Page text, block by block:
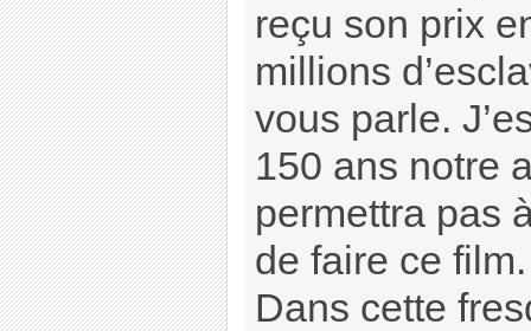
reçu son prix
millions
vous parle.
150 ans notre
permettra pas
de faire ce
Dans cette